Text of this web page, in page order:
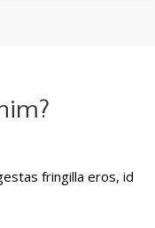
fringilla eros, id